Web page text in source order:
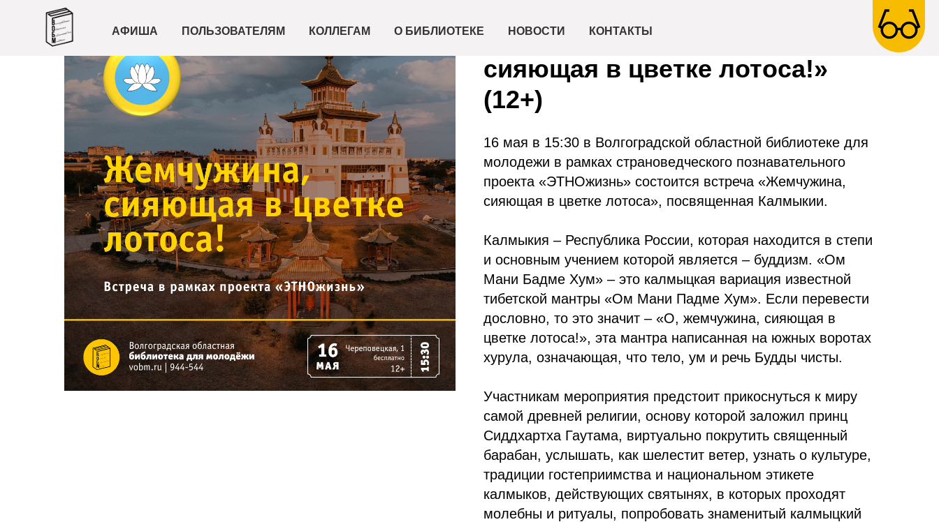
АФИША ПОЛЬЗОВАТЕЛЯМ КОЛЛЕГАМ О БИБЛИОТЕКЕ НОВОСТИ КОНТАКТЫ
Встреча «Жемчужина,
сияющая в цветке лотоса!»
(12+)
16 мая в 15:30 в Волгоградской областной библиотеке для
молодежи в рамках страноведческого познавательного
проекта «ЭТНОжизнь» состоится встреча «Жемчужина,
сияющая в цветке лотоса», посвященная Калмыкии.
Калмыкия – Республика России, которая находится в степи
и основным учением которой является – буддизм. «Ом
Мани Бадме Хум» – это калмыцкая вариация известной
тибетской мантры «Ом Мани Падме Хум». Если перевести
дословно, то это значит – «О, жемчужина, сияющая в
цветке лотоса!», эта мантра написанная на южных воротах
хурула, означающая, что тело, ум и речь Будды чисты.
Участникам мероприятия предстоит прикоснуться к миру
самой древней религии, основу которой заложил принц
Сиддхартха Гаутама, виртуально покрутить священный
барабан, услышать, как шелестит ветер, узнать о культуре,
традиции гостеприимства и национальном этикете
калмыков, действующих святынях, в которых проходят
молебны и ритуалы, попробовать знаменитый калмыцкий